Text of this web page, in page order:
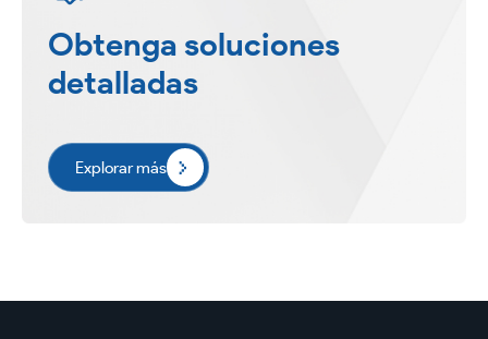
Obtenga soluciones
detalladas
Explorar más